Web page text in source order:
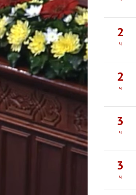
2
ч
2
ч
3
ч
3
ч